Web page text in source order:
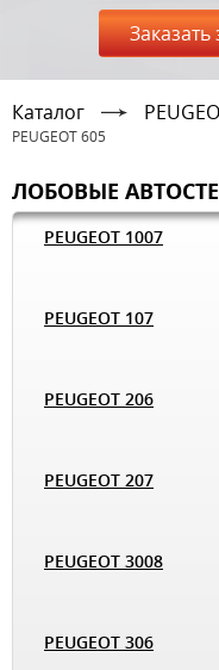
Каталог
PEUGEOT 605
ЛОБОВЫЕ
PEUGEOT 1007
PEUGEOT 107
PEUGEOT 206
PEUGEOT 207
PEUGEOT 3008
PEUGEOT 306